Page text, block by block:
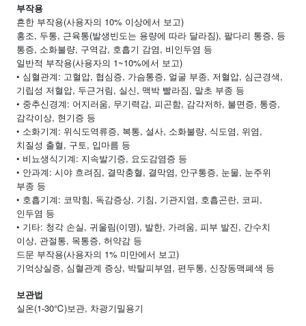
부작용
흔한 부작용(사용자의 10% 이상에서 보고)
홍조, 두통, 근육통(발생빈도는 용량에 따라 달라짐), 팔다리 통증, 등
통증, 소화불량, 구역감, 호흡기 감염, 비인두염 등
일반적 부작용(사용자의 1~10%에서 보고)
• 심혈관계: 고혈압, 협심증, 가슴통증, 얼굴 부종, 저혈압, 심근경색,
기립성 저혈압, 두근거림, 실신, 맥박 빨라짐, 말초 부종 등
• 중추신경계: 어지러움, 무기력감, 피곤함, 감각저하, 불면증, 통증,
감각이상, 현기증 등
• 소화기계: 위식도역류증, 복통, 설사, 소화불량, 식도염, 위염,
치질성 출혈, 구토, 입마름 등
• 비뇨생식기계: 지속발기증, 요도감염증 등
• 안과계: 시야 흐려짐, 결막충혈, 결막염, 안구통증, 눈물, 눈주위
부종 등
• 호흡기계: 코막힘, 독감증상, 기침, 기관지염, 호흡곤란, 코피,
인두염 등
• 기타: 청각 손실, 귀울림(이명), 발한, 가려움, 피부 발진, 간수치
이상, 관절통, 목통증, 허약감 등
드문 부작용(사용자의 1% 미만에서 보고)
기억상실증, 심혈관계 증상, 박탈피부염, 편두통, 신장동맥폐색 등
보관법
실온(1-30℃)보관, 차광기밀용기